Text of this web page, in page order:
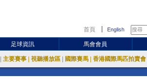
首頁 English
足球資訊 馬會會員
主要賽事 視聽播放區 國際賽馬 香港國際馬匹拍賣會